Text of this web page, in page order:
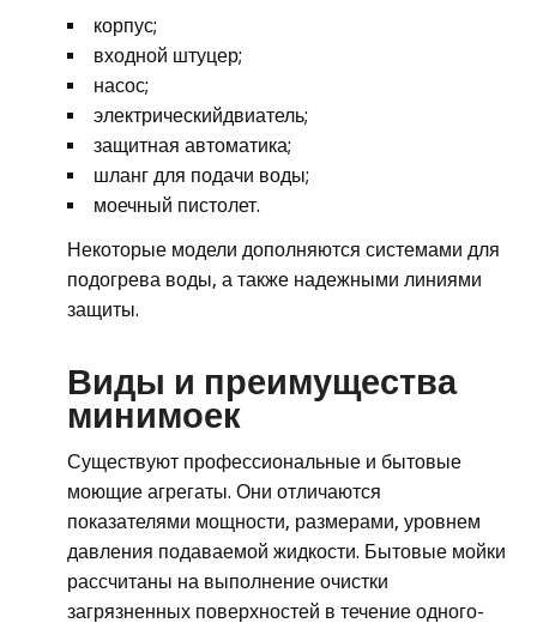
корпус;
входной штуцер;
насос;
электрическийдвиатель;
защитная автоматика;
шланг для подачи воды;
моечный пистолет.
Некоторые модели дополняются системами для
подогрева воды, а также надежными линиями
защиты.
Виды и преимущества
минимоек
Существуют профессиональные и бытовые
моющие агрегаты. Они отличаются
показателями мощности, размерами, уровнем
давления подаваемой жидкости. Бытовые мойки
рассчитаны на выполнение очистки
загрязненных поверхностей в течение одного-